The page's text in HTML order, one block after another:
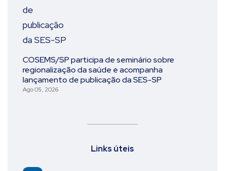
COSEMS/SP participa de seminário sobre
regionalização da saúde e acompanha
lançamento de publicação da SES-SP
Ago 05, 2026
Links úteis